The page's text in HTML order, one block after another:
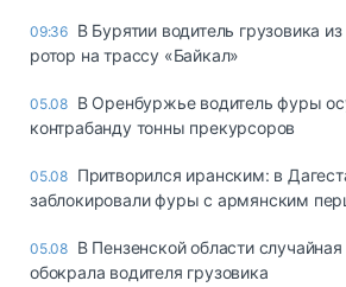
09:36 В Бурятии водитель грузовика
ротор на трассу «Байкал»
05.08 В Оренбуржье водитель фуры
контрабанду тонны прекурсоров
05.08 Притворился иранским: в
заблокировали фуры с армянским
05.08 В Пензенской области
обокрала водителя грузовика